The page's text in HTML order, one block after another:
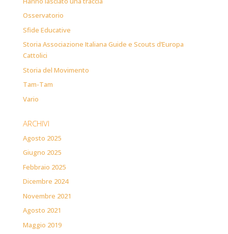
Osservatorio
Sfide Educative
Storia Associazione Italiana Guide e Scouts d’Europa
Cattolici
Storia del Movimento
Tam-Tam
Vario
ARCHIVI
Agosto 2025
Giugno 2025
Febbraio 2025
Dicembre 2024
Novembre 2021
Agosto 2021
Maggio 2019